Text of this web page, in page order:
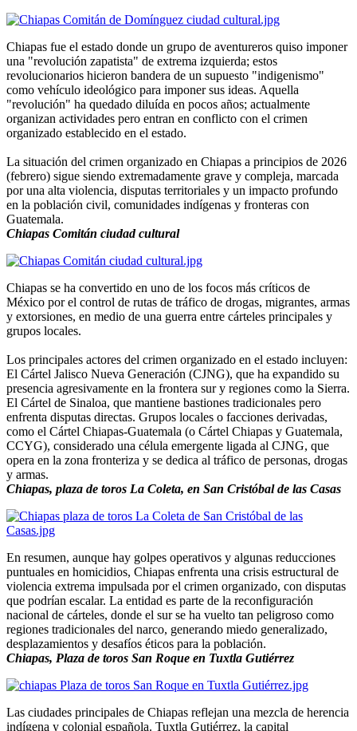
Chiapas fue el estado donde un grupo de aventureros quiso imponer
una "revolución zapatista" de extrema izquierda; estos
revolucionarios hicieron bandera de un supuesto "indigenismo"
como vehículo ideológico para imponer sus ideas. Aquella
"revolución" ha quedado diluída en pocos años; actualmente
organizan actividades pero entran en conflicto con el crimen
organizado establecido en el estado.
La situación del crimen organizado en Chiapas a principios de 2026
(febrero) sigue siendo extremadamente grave y compleja, marcada
por una alta violencia, disputas territoriales y un impacto profundo
en la población civil, comunidades indígenas y fronteras con
Guatemala.
Chiapas Comitán ciudad cultural
Chiapas se ha convertido en uno de los focos más críticos de
México por el control de rutas de tráfico de drogas, migrantes, armas
y extorsiones, en medio de una guerra entre cárteles principales y
grupos locales.
Los principales actores del crimen organizado en el estado incluyen:
El Cártel Jalisco Nueva Generación (CJNG), que ha expandido su
presencia agresivamente en la frontera sur y regiones como la Sierra.
El Cártel de Sinaloa, que mantiene bastiones tradicionales pero
enfrenta disputas directas. Grupos locales o facciones derivadas,
como el Cártel Chiapas-Guatemala (o Cártel Chiapas y Guatemala,
CCYG), considerado una célula emergente ligada al CJNG, que
opera en la zona fronteriza y se dedica al tráfico de personas, drogas
y armas.
Chiapas, plaza de toros La Coleta, en San Cristóbal de las Casas
En resumen, aunque hay golpes operativos y algunas reducciones
puntuales en homicidios, Chiapas enfrenta una crisis estructural de
violencia extrema impulsada por el crimen organizado, con disputas
que podrían escalar. La entidad es parte de la reconfiguración
nacional de cárteles, donde el sur se ha vuelto tan peligroso como
regiones tradicionales del narco, generando miedo generalizado,
desplazamientos y desafíos éticos para la población.
Chiapas, Plaza de toros San Roque en Tuxtla Gutiérrez
Las ciudades principales de Chiapas reflejan una mezcla de herencia
indígena y colonial española. Tuxtla Gutiérrez, la capital